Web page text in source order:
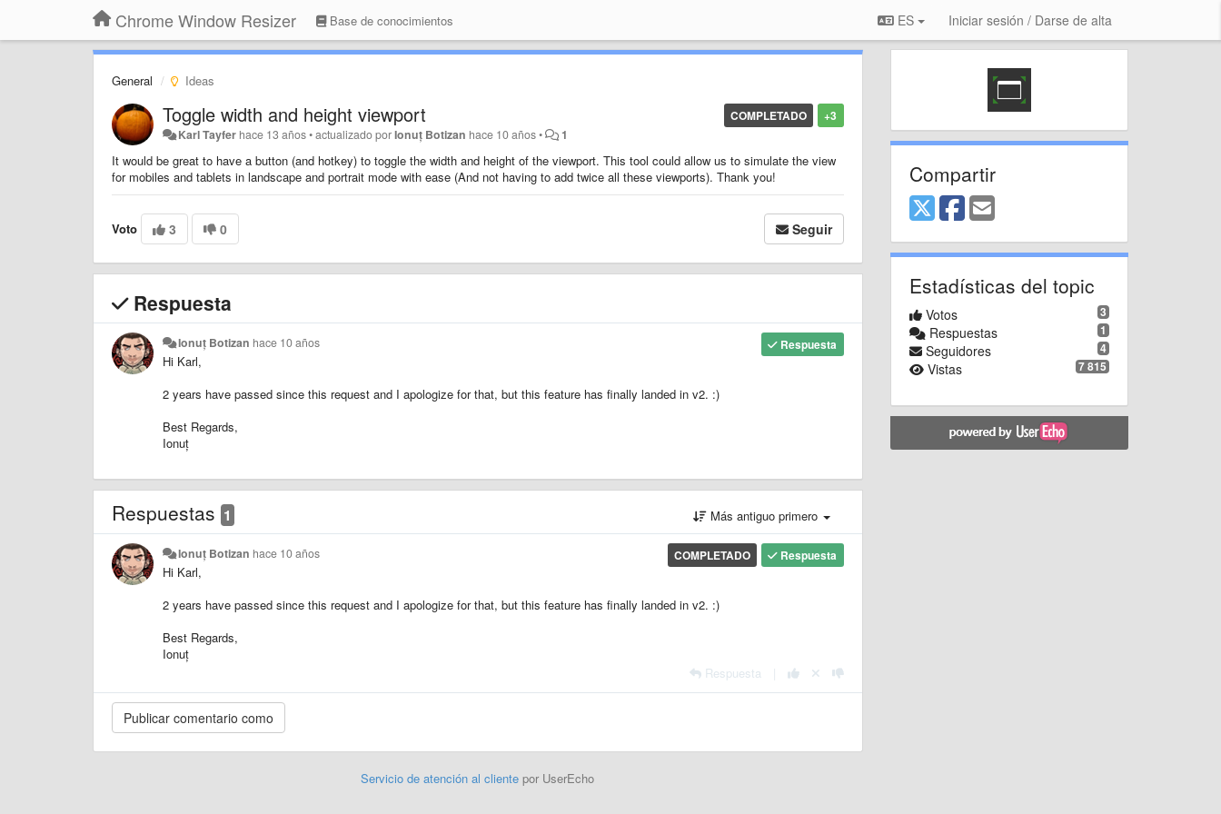
Chrome Window Resizer Base de conocimientos ES Iniciar sesión / Darse de alta
General Ideas
+3
COMPLETADO
Toggle width and height viewport
Karl Tayfer hace 13 años•actualizado porIonuț Botizan hace 10 años• 1
It would be great to have a button (and hotkey) to toggle the width and height of the viewport. This tool could allow us to simulate the view
for mobiles and tablets in landscape and portrait mode with ease (And not having to add twice all these viewports). Thank you!
Voto 3 0 Seguir
Respuesta
Respuesta
Ionuț Botizan hace 10 años
Hi Karl,
2 years have passed since this request and I apologize for that, but this feature has finally landed in v2. :)
Best Regards,
Ionuț
Respuestas 1 Más antiguo primero
Respuesta
COMPLETADO
Ionuț Botizan hace 10 años
Hi Karl,
2 years have passed since this request and I apologize for that, but this feature has finally landed in v2. :)
Best Regards,
Ionuț
Respuesta
Servicio de atención al clientepor UserEcho
Compartir
Estadísticas del topic
3
Votos
1
Respuestas
4
Seguidores
7 815
Vistas